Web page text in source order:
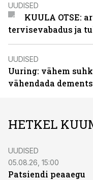
UUDISED
KUULA OTSE:
tervisevabadus ja
UUDISED
Uuring: vähem
vähendada
HETKEL
UUDISED
05.08.26, 15:00
Patsiendi peaaegu